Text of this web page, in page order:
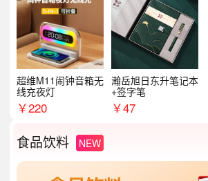
超维M11闹钟音箱无
线充夜灯
￥220
瀚岳旭日东升笔记本
+签字笔
￥47
食品饮料 NEW